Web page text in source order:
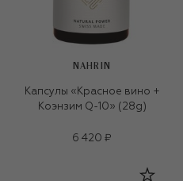
NAHRIN
Капсулы «Красное вино +
Коэнзим Q-10» (28g)
6 420 ₽